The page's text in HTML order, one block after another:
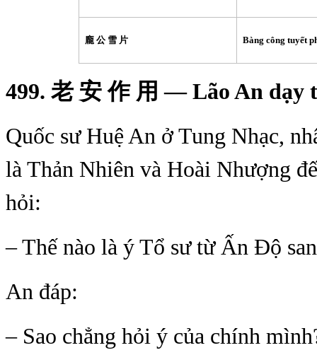
龐公 雪 片 Bàng công tuyết
499. 老 安 作 用 — Lão An dạy
Quốc sư Huệ An ở Tung Nhạc,
là Thản Nhiên và Hoài Nhượng
hỏi:
– Thế nào là ý Tổ sư từ Ấn Ðộ
An đáp:
– Sao chẳng hỏi ý của chính